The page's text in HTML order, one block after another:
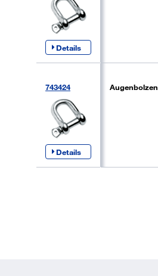
Details
743424
Details
Augenbolzen